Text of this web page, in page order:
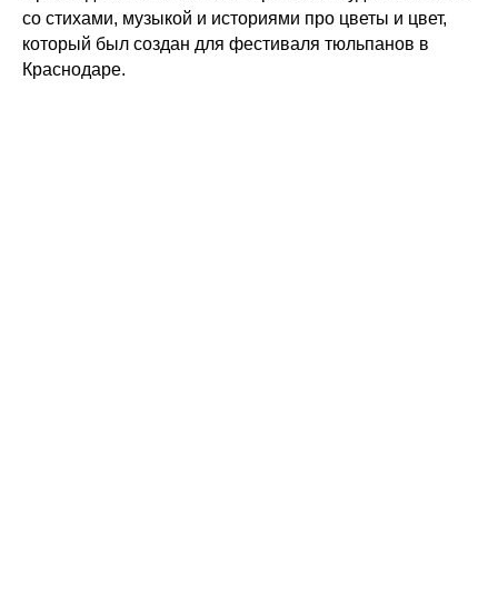
со стихами, музыкой и историями про цветы и цвет,
который был создан для фестиваля тюльпанов в
Краснодаре.